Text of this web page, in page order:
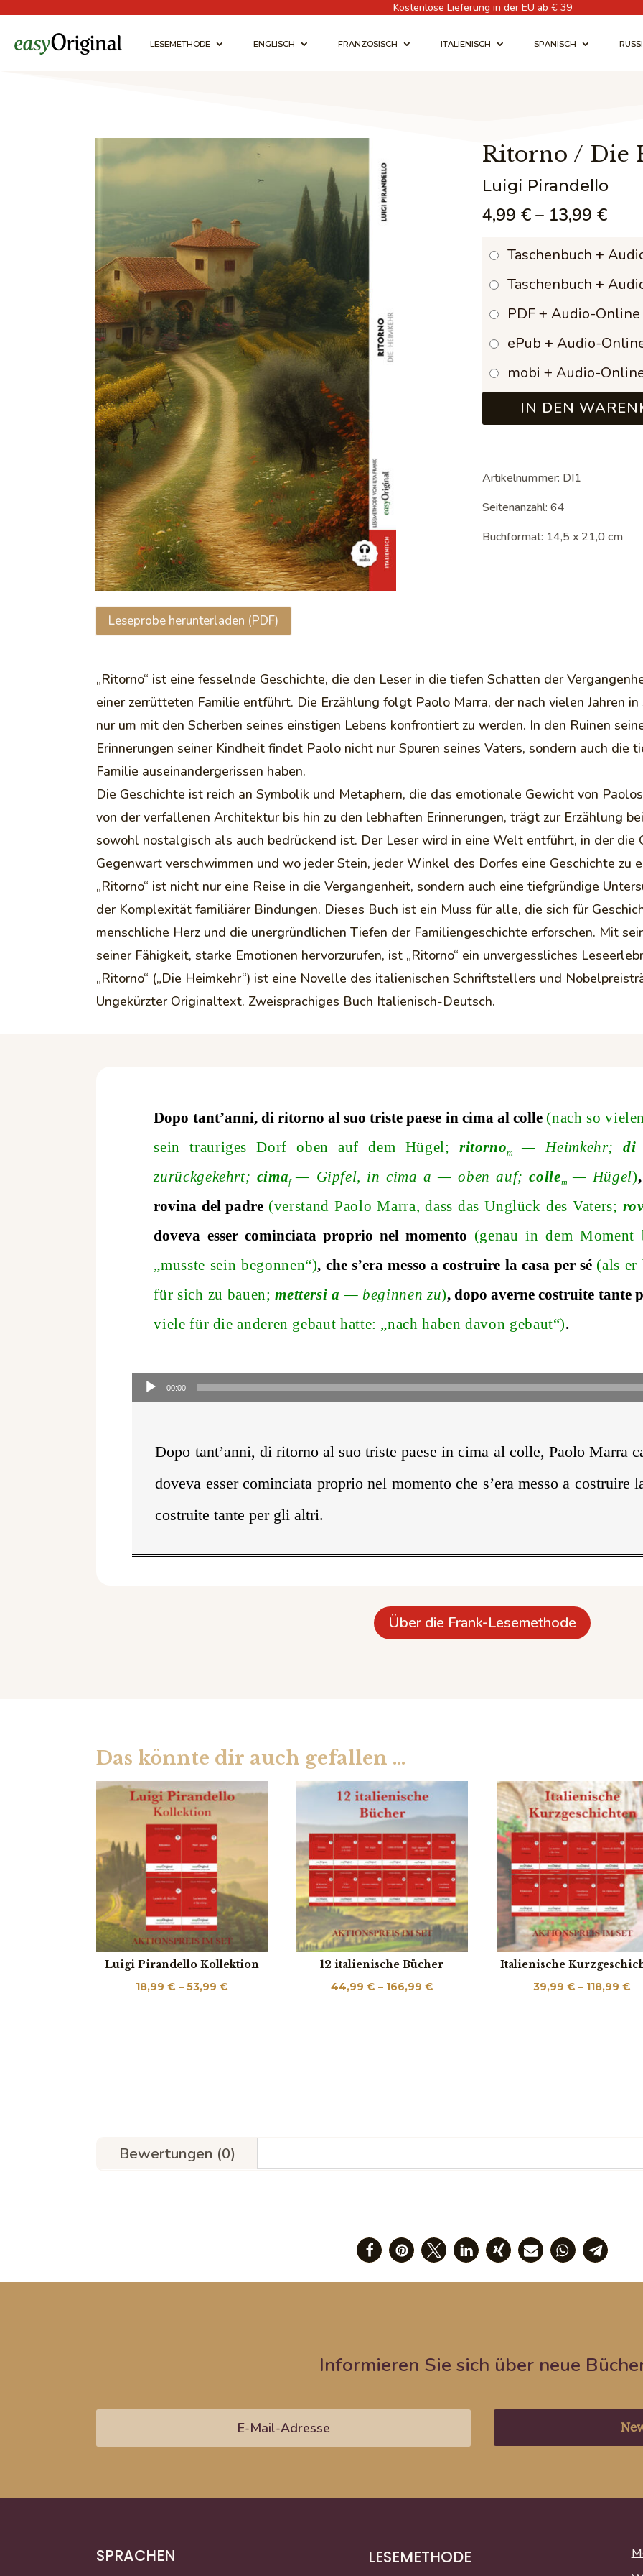
Kostenlose Lieferung in der EU ab € 39
LESEMETHODE ENGLISCH FRANZÖSISCH ITALIENISCH SPANISCH
Leseprobe herunterladen (PDF)
Ritorno / Die
Luigi Pirandello
4,99 €– 13,99 €
4,99 €
bis
Taschenbuch +
Taschenbuch +
PDF + Audio-Online
ePub + Audio-
mobi + Audio-
IN DEN
Artikelnummer: DI1
Seitenanzahl: 64
Buchformat: 14,5 x 21,0 cm
„Ritorno“ ist eine fesselnde Geschichte, die den Leser in die tiefen Schatten der
einer zerrütteten Familie entführt. Die Erzählung folgt Paolo Marra, der nach vielen Jahren
nur um mit den Scherben seines einstigen Lebens konfrontiert zu werden. In den Ruinen
Erinnerungen seiner Kindheit findet Paolo nicht nur Spuren seines Vaters, sondern auch die
Familie auseinandergerissen haben.
Die Geschichte ist reich an Symbolik und Metaphern, die das emotionale Gewicht von
von der verfallenen Architektur bis hin zu den lebhaften Erinnerungen, trägt zur Erzählung
sowohl nostalgisch als auch bedrückend ist. Der Leser wird in eine Welt entführt, in der die
Gegenwart verschwimmen und wo jeder Stein, jeder Winkel des Dorfes eine Geschichte zu
„Ritorno“ ist nicht nur eine Reise in die Vergangenheit, sondern auch eine tiefgründige
der Komplexität familiärer Bindungen. Dieses Buch ist ein Muss für alle, die sich für
menschliche Herz und die unergründlichen Tiefen der Familiengeschichte erforschen. Mit
seiner Fähigkeit, starke Emotionen hervorzurufen, ist „Ritorno“ ein unvergessliches
„Ritorno“ („Die Heimkehr“) ist eine Novelle des italienischen Schriftstellers und
Ungekürzter Originaltext. Zweisprachiges Buch Italienisch-Deutsch.
Dopo tant’anni, di ritorno al suo triste paese in cima al colle (nach so
sein trauriges Dorf oben auf dem Hügel; ritornom — Heimkehr;di
zurückgekehrt; cimaf — Gipfel, in cima a — oben auf;collem — Hügel)
rovina del padre (verstand Paolo Marra, dass das Unglück des Vaters;
doveva esser cominciata proprio nel momento (genau in dem Moment
„musste sein begonnen“), che s’era messo a costruire la casa per sé (als er
für sich zu bauen;mettersi a — beginnen zu), dopo averne costruite tante
viele für die anderen gebaut hatte: „nach haben davon gebaut“).
Player00:00
Dopo tant’anni, di ritorno al suo triste paese in cima al colle, Paolo Marra
doveva esser cominciata proprio nel momento che s’era messo a costruire
costruite tante per gli altri.
Über die Frank-Lesemethode
Das könnte dir auch gefallen …
Luigi Pirandello Kollektion
18,99 € – 53,99 €Preisspanne:
12 italienische Bücher
44,99 € – 166,99 €Preisspanne:
Italienische
39,99€ – 118,99€
Bewertungen (0)
Informieren Sie sich über neue
SPRACHEN LESEMETHODE